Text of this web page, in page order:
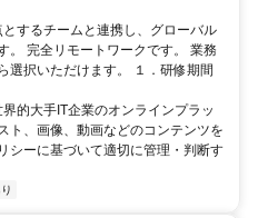
するチームと連携し、グローバル
。 完全リモートワークです。 業務
選択いただけます。 １．研修期間
的大手IT企業のオンラインプラッ
ト、画像、動画などのコンテンツを
シーに基づいて適切に管理・判断す